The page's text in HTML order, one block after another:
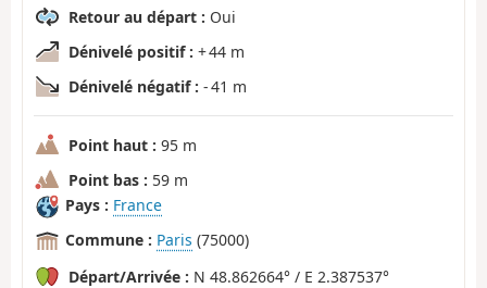
Retour au départ : Oui
Dénivelé positif : + 44 m
Dénivelé négatif : - 41 m
Point haut : 95 m
Point bas : 59 m
Pays : France
Commune : Paris (75000)
Départ/Arrivée : N 48.862664° / E 2.387537°